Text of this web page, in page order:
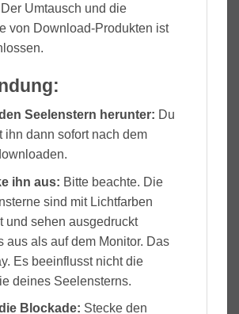
Umtausch und die
von Download-Produkten ist
Seelenstern herunter: Du
ihn dann sofort nach dem
ihn aus: Bitte beachte. Die
sind mit Lichtfarben
und sehen ausgedruckt
aus als auf dem Monitor. Das
Es beeinflusst nicht die
deines Seelensterns.
Blockade: Stecke den